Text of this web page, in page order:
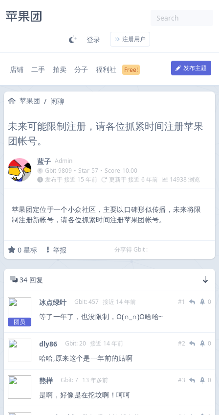
登录 注册用户
店铺 二手 拍卖 分子 福利社 发布主题
苹果团 / 闲聊
未来可能限制注册，请各位抓紧时间注册苹果
团帐号。
蓝子 Admin
Gbit 9809 • Star 57 • Score 10.00
发布于 接近 15 年前
更新于 接近 6 年前 14938 浏览
苹果团定位于一个小众社区，主要以口碑形似传播，未来将限
制注册新帐号，请各位抓紧时间注册苹果团帐号。
0 星标 举报 分享得 Gbit :
34 回复
团员
冰点绿叶 Gbit: 457 接近 14 年前 #1 0
等了一年了，也没限制，O(∩_∩)O哈哈~
dly86 Gbit: 20 接近 14 年前 #2 0
哈哈,原来这个是一年前的贴啊
熊样 Gbit: 7 13 年多前 #3 0
是啊，好像是在挖坟啊！呵呵